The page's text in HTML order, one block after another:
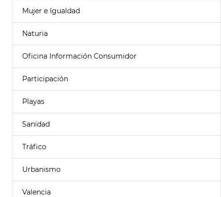
Mujer e Igualdad
Naturia
Oficina Información Consumidor
Participación
Playas
Sanidad
Tráfico
Urbanismo
Valencia